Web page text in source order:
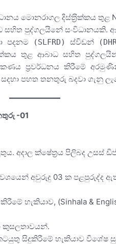
මොනරාගල දිස්ත‍්‍රික්කය තුළ
සහිත පුද්ගලයිනේ සංවිධානයකි.
පදනම (SLFRD) ස්විඩන්
තුළ ආබාධ සහිත
ප‍්‍රවර්ධනය කිරීමේ
දහා පහත තනතුරු බදවා ගැනු
-01
අදාල ක්ෂේත්‍රය පිලිබද උසස්
වශයෙන් අවුරුදු 03 ක පළපුරුද්ද
හැකියාව, (Sinhala &
කටයුතු සිදුකිරීමේ හැකියාව විශේෂ